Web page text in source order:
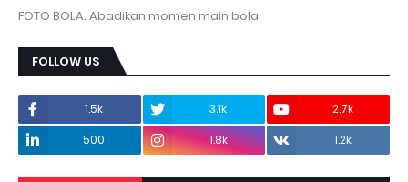
FOTO BOLA. Abadikan momen main bola
FOLLOW US
1.5k 3.1k
2.7k
500
1.8k 1.2k